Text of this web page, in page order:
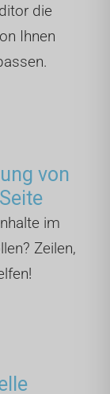
die
Ihnen
von
im
Zeilen,